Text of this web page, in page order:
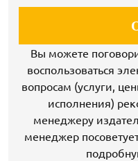
Вы можете
воспользоваться
вопросам (услуги,
исполнения)
менеджеру
менеджер